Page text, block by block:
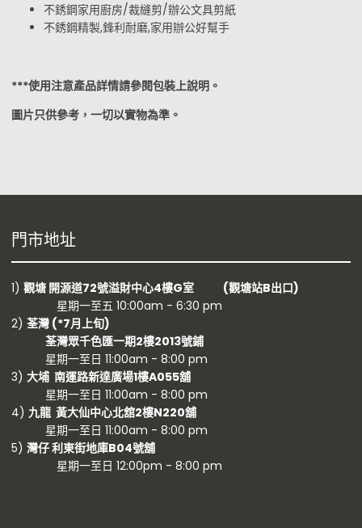
不銹鋼家用廚房/裁縫剪/辦公文具剪紙
不銹鋼精製,鋒利耐磨,家用辦公好幫手
***使用注意產品詳情請參閱包裝上說明。
圖片只供參考，一切以實物為準。
門市地址
1) 觀塘 開源道72號溢財中心4樓G室 (觀塘站B出口)
星期一至五 10:00am - 6:30 pm
2) 荃灣 (*7月上旬)
荃灣眾千色匯一期2樓2013號鋪
星期一至日 11:00am - 8:00 pm
3) 大埔 南運路新達廣場1樓A055舖
星期一至日 11:00am - 8:00 pm
4) 九龍 黃大仙中心北舘2樓N220舖
星期一至日 11:00am - 8:00 pm
5) 灣仔 利東街地庫B04號舖
星期一至日 12:00pm - 8:00 pm